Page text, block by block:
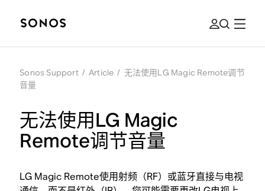
Sonos Support / Article / 无法使用LG Magic Remote调节
音量
无法使用LG Magic
Remote调节音量
LG Magic Remote使用射频（RF）或蓝牙直接与电视